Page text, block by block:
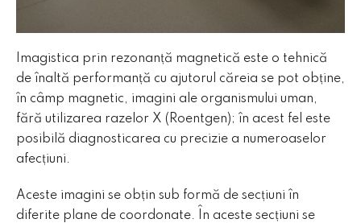
Imagistica prin rezonanță magnetică este o tehnică
de înaltă performanță cu ajutorul căreia se pot obține,
în câmp magnetic, imagini ale organismului uman,
fără utilizarea razelor X (Roentgen); în acest fel este
posibilă diagnosticarea cu precizie a numeroaselor
afecțiuni.
Aceste imagini se obțin sub formă de secțiuni în
diferite plane de coordonate. În aceste secțiuni se